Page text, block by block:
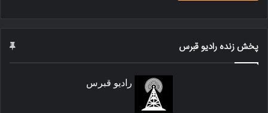
پخش زنده رادیو قبرس
رادیو قبرس